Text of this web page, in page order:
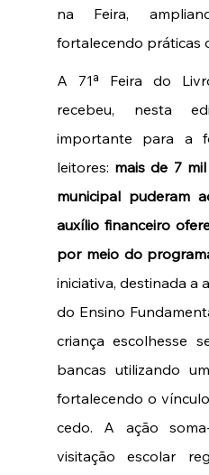
na Feira,
A 71ª Feira do
recebeu, nesta
importante para a
leitores: mais de 7
municipal puderam
auxílio financeiro
por meio do
iniciativa, destinada a
do Ensino
criança escolhesse
bancas utilizando
fortalecendo o
cedo. A ação
visitação escolar